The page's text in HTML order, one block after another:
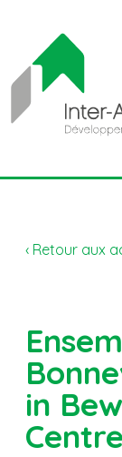
‹ Retour aux
in